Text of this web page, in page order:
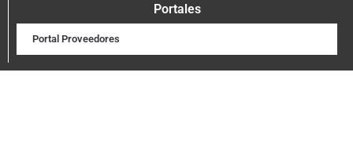
Portales
Portal Proveedores